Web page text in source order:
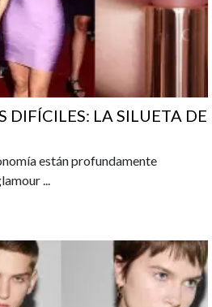
DIFÍCILES: LA SILUETA DE
están profundamente